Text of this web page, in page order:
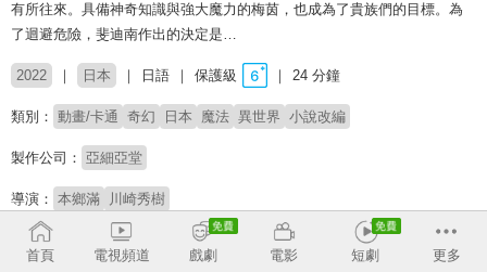
有所往來。具備神奇知識與強大魔力的梅茵，也成為了貴族們的目標。為
了迴避危險，斐迪南作出的決定是…
2022 日本 日語 保護級 24 分鐘
類別： 動畫/卡通 奇幻 日本 魔法 異世界 小說改編
製作公司： 亞細亞堂
導演： 本鄉滿 川崎秀樹
配音： 井口裕香 井上和彥
田村睦心
首頁
電視頻道 戲劇 電影 短劇 更多